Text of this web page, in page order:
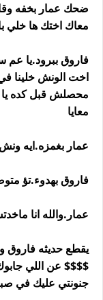
ضحك عمار بخفه
معاك اختك ها خلي
فاروق ببرود.يا
اخت الونش خلينا
محصلش قبل كده يا
معايا
عمار بغمزه.ايه ونش
فاروق بهدوء.تؤ
عمار.والله انا
يقطع حديثه فاروق
$$$$ عن اللي
جنونتي عليك في